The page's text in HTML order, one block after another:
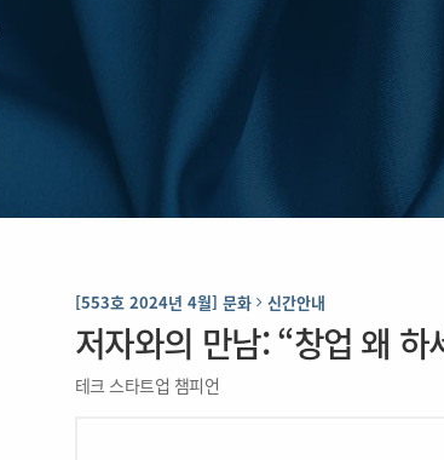
[553호 2024년 4월] 문화 신간안내
저자와의 만남: “창업 왜
테크 스타트업 챔피언